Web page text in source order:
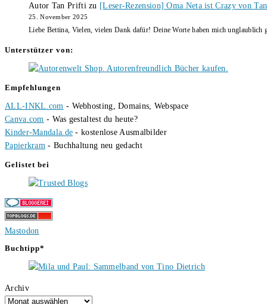
Autor Tan Prifti zu [Leser-Rezension] Oma Neta ist Crazy von
25. November 2025
Liebe Bettina, Vielen, vielen Dank dafür! Deine Worte haben mich unglaublich
Unterstützer von:
Empfehlungen
ALL-INKL.com - Webhosting, Domains, Webspace
Canva.com - Was gestaltest du heute?
Kinder-Mandala.de - kostenlose Ausmalbilder
Papierkram - Buchhaltung neu gedacht
Gelistet bei
Mastodon
Buchtipp*
Archiv